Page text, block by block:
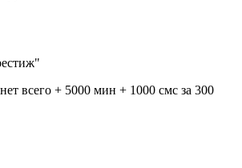
всего + 5000 мин + 1000 смс за 300